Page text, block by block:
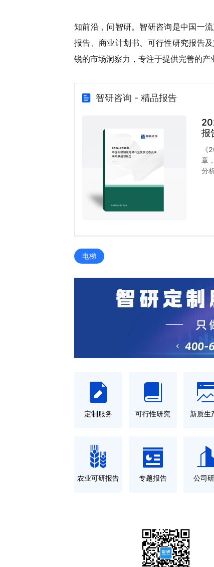
知前沿，问智研。智研咨询是中国一
报告、商业计划书、可行性研究报告
锐的市场洞察力，专注于提供完善的产
智研咨询 - 精品报告
报
《
章
分
电梯
定制服务 可行性研究 新质生
农业可研报告 专题报告 公司